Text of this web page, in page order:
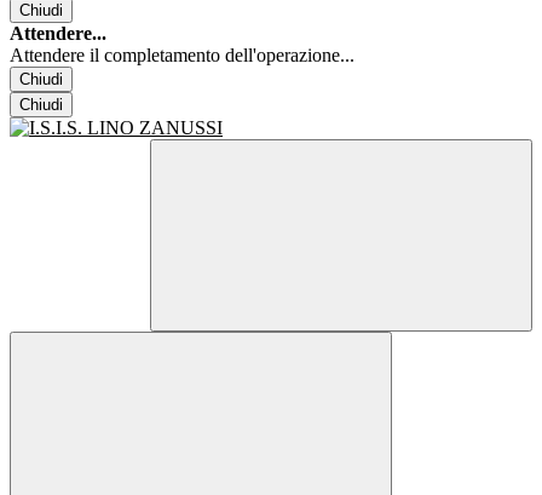
Chiudi
Attendere...
Attendere il completamento dell'operazione...
Chiudi
Chiudi